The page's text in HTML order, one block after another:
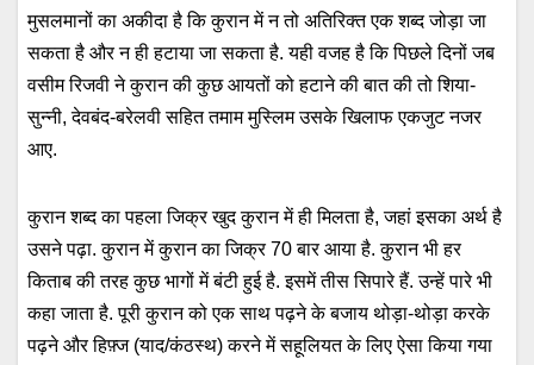
मुसलमानों का अकीदा है कि कुरान में न तो अतिरिक्त एक शब्द जोड़ा जा
सकता है और न ही हटाया जा सकता है. यही वजह है कि पिछले दिनों जब
वसीम रिजवी ने कुरान की कुछ आयतों को हटाने की बात की तो शिया-
सुन्नी, देवबंद-बरेलवी सहित तमाम मुस्लिम उसके खिलाफ एकजुट नजर
आए.
कुरान शब्द का पहला जिक्र खुद कुरान में ही मिलता है, जहां इसका अर्थ है
उसने पढ़ा. कुरान में कुरान का जिक्र 70 बार आया है. कुरान भी हर
किताब की तरह कुछ भागों में बंटी हुई है. इसमें तीस सिपारे हैं. उन्हें पारे भी
कहा जाता है. पूरी कुरान को एक साथ पढ़ने के बजाय थोड़ा-थोड़ा करके
पढ़ने और हिफ़्ज (याद/कंठस्थ) करने में सहूलियत के लिए ऐसा किया गया